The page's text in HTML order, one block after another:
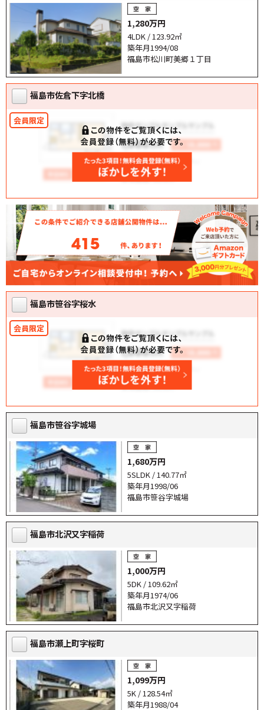
1,280万円
4LDK / 123.92㎡
築年月1994/08
福島市松川町美郷１丁目
福島市佐倉下字北橋
415
福島市笹谷字桜水
福島市笹谷字城場
1,680万円
5SLDK / 140.77㎡
築年月1998/06
福島市笹谷字城場
福島市北沢又字稲荷
1,000万円
5DK / 109.62㎡
築年月1974/06
福島市北沢又字稲荷
福島市瀬上町字桜町
1,099万円
5K / 128.54㎡
築年月1988/04